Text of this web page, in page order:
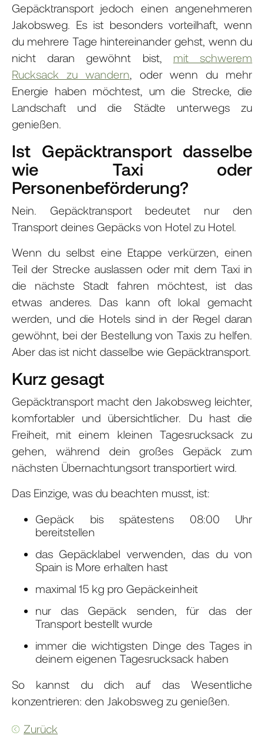
Gepäcktransport jedoch einen angenehmeren
Jakobsweg. Es ist besonders vorteilhaft, wenn
du mehrere Tage hintereinander gehst, wenn du
nicht daran gewöhnt bist, mit schwerem
Rucksack zu wandern, oder wenn du mehr
Energie haben möchtest, um die Strecke, die
Landschaft und die Städte unterwegs zu
genießen.
Ist Gepäcktransport dasselbe
wie Taxi oder
Personenbeförderung?
Nein. Gepäcktransport bedeutet nur den
Transport deines Gepäcks von Hotel zu Hotel.
Wenn du selbst eine Etappe verkürzen, einen
Teil der Strecke auslassen oder mit dem Taxi in
die nächste Stadt fahren möchtest, ist das
etwas anderes. Das kann oft lokal gemacht
werden, und die Hotels sind in der Regel daran
gewöhnt, bei der Bestellung von Taxis zu helfen.
Aber das ist nicht dasselbe wie Gepäcktransport.
Kurz gesagt
Gepäcktransport macht den Jakobsweg leichter,
komfortabler und übersichtlicher. Du hast die
Freiheit, mit einem kleinen Tagesrucksack zu
gehen, während dein großes Gepäck zum
nächsten Übernachtungsort transportiert wird.
Das Einzige, was du beachten musst, ist:
Gepäck bis spätestens 08:00 Uhr
bereitstellen
das Gepäcklabel verwenden, das du von
Spain is More erhalten hast
maximal 15 kg pro Gepäckeinheit
nur das Gepäck senden, für das der
Transport bestellt wurde
immer die wichtigsten Dinge des Tages in
deinem eigenen Tagesrucksack haben
So kannst du dich auf das Wesentliche
konzentrieren: den Jakobsweg zu genießen.
Zurück